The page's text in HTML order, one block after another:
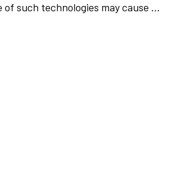
such technologies may cause ...